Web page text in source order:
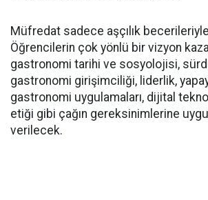
Müfredat sadece aşçılık becerileriyle
Öğrencilerin çok yönlü bir vizyon
gastronomi tarihi ve sosyolojisi,
gastronomi girişimciliği, liderlik,
gastronomi uygulamaları, dijital
etiği gibi çağın gereksinimlerine
verilecek.